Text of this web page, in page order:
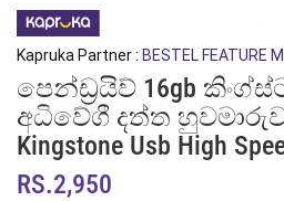
Kapruka Partner : BESTEL FEATURE
පෙන්ඩ්‍රයිව් 16gb
අධිවේගී දත්ත හුවමාරුව |
Kingstone Usb High
RS.2,950